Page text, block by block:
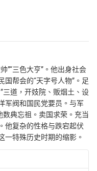
”“三色大亨”。他出身社会
帮会的“天字号人物”。足
三道，开妓院、贩烟土、设
军阀和国民党要员。与军
数典忘祖。卖国求荣。充当
他复杂的性格与跌宕起伏
一特殊历史时期的缩影。